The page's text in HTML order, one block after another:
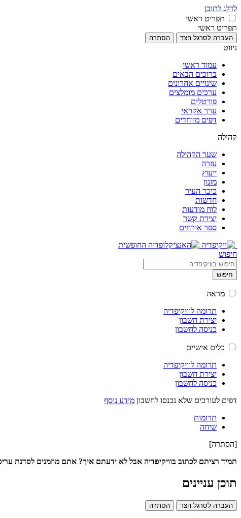
לדלג לתוכן
תפריט ראשי
תפריט ראשי
העברה לסרגל הצד הסתרה
ניווט
עמוד ראשי
ברוכים הבאים
שינויים אחרונים
ערכים מומלצים
פורטלים
ערך אקראי
דפים מיוחדים
קהילה
שער הקהילה
עזרה
ייעוץ
מזנון
כיכר העיר
חדשות
לוח מודעות
יצירת קשר
ספר אורחים
חיפוש
חיפוש
מראה
תרומה לוויקיפדיה
יצירת חשבון
כניסה לחשבון
כלים אישיים
תרומה לוויקיפדיה
יצירת חשבון
כניסה לחשבון
דפים לעורכים שלא נכנסו לחשבון מידע נוסף
תרומות
שיחה
[הסתרה]
תמיד רציתם לכתוב בוויקיפדיה אבל לא ידעתם איך? אתם מוזמנים לסדנת עריכה
תוכן עניינים
העברה לסרגל הצד הסתרה